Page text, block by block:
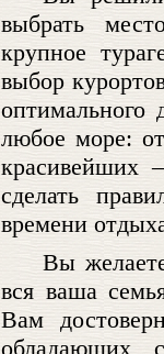
выбрать
крупное
выбор
оптимального
любое море:
красивейших
сделать
времени
Вы
вся ваша
Вам
обладающих